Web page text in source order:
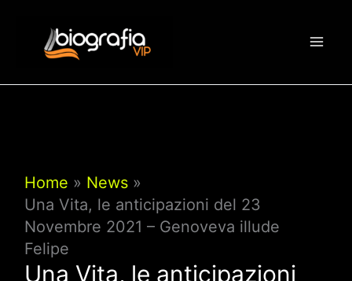
contenuto
Home
News
Una Vita, le anticipazioni del 23
Novembre 2021 – Genoveva illude
Felipe
Una Vita, le anticipazioni